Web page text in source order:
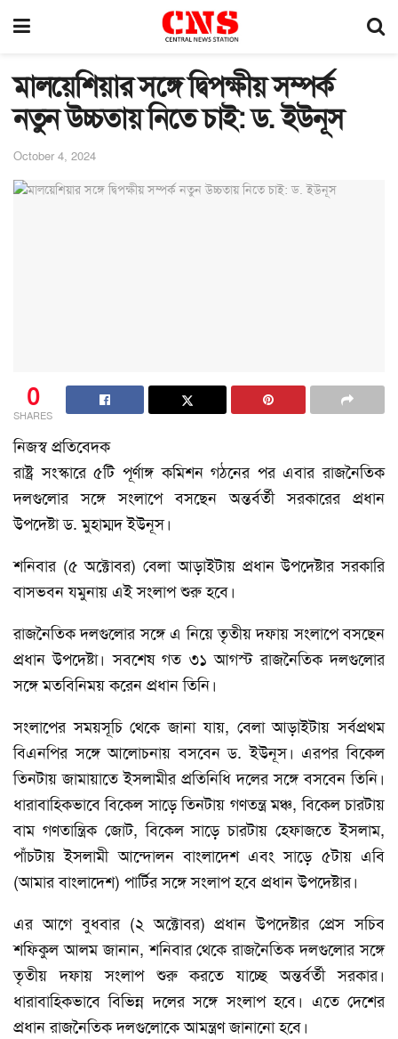
মালয়েশিয়ার সঙ্গে দ্বিপক্ষীয় সম্পর্ক
নতুন উচ্চতায় নিতে চাই: ড. ইউনূস
October 4, 2024
0
SHARES
নিজস্ব প্রতিবেদক
রাষ্ট্র সংস্কারে ৫টি পূর্ণাঙ্গ কমিশন গঠনের পর এবার রাজনৈতিক
দলগুলোর সঙ্গে সংলাপে বসছেন অন্তর্বর্তী সরকারের প্রধান
উপদেষ্টা ড. মুহাম্মদ ইউনূস।
শনিবার (৫ অক্টোবর) বেলা আড়াইটায় প্রধান উপদেষ্টার সরকারি
বাসভবন যমুনায় এই সংলাপ শুরু হবে।
রাজনৈতিক দলগুলোর সঙ্গে এ নিয়ে তৃতীয় দফায় সংলাপে বসছেন
প্রধান উপদেষ্টা। সবশেষ গত ৩১ আগস্ট রাজনৈতিক দলগুলোর
সঙ্গে মতবিনিময় করেন প্রধান তিনি।
সংলাপের সময়সূচি থেকে জানা যায়, বেলা আড়াইটায় সর্বপ্রথম
বিএনপির সঙ্গে আলোচনায় বসবেন ড. ইউনূস। এরপর বিকেল
তিনটায় জামায়াতে ইসলামীর প্রতিনিধি দলের সঙ্গে বসবেন তিনি।
ধারাবাহিকভাবে বিকেল সাড়ে তিনটায় গণতন্ত্র মঞ্চ, বিকেল চারটায়
বাম গণতান্ত্রিক জোট, বিকেল সাড়ে চারটায় হেফাজতে ইসলাম,
পাঁচটায় ইসলামী আন্দোলন বাংলাদেশ এবং সাড়ে ৫টায় এবি
(আমার বাংলাদেশ) পার্টির সঙ্গে সংলাপ হবে প্রধান উপদেষ্টার।
এর আগে বুধবার (২ অক্টোবর) প্রধান উপদেষ্টার প্রেস সচিব
শফিকুল আলম জানান, শনিবার থেকে রাজনৈতিক দলগুলোর সঙ্গে
তৃতীয় দফায় সংলাপ শুরু করতে যাচ্ছে অন্তর্বর্তী সরকার।
ধারাবাহিকভাবে বিভিন্ন দলের সঙ্গে সংলাপ হবে। এতে দেশের
প্রধান রাজনৈতিক দলগুলোকে আমন্ত্রণ জানানো হবে।